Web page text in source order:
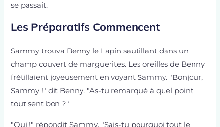
se passait.
Les Préparatifs Commencent
Sammy trouva Benny le Lapin sautillant dans un
champ couvert de marguerites. Les oreilles de Benny
frétillaient joyeusement en voyant Sammy. "Bonjour,
Sammy !" dit Benny. "As-tu remarqué à quel point
tout sent bon ?"
"Oui !" répondit Sammy. "Sais-tu pourquoi tout le